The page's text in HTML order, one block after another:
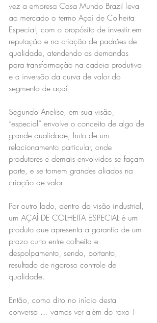
vez a empresa Casa Mundo Brazil leva
ao mercado o termo Açaí de Colheita
Especial, com o propósito de investir em
reputação e na criação de padrões de
qualidade, atendendo as demandas
para transformação na cadeia produtiva
e a inversão da curva de valor do
segmento de açaí.
Segundo Anelise, em sua visão,
“especial” envolve o conceito de algo de
grande qualidade, fruto de um
relacionamento particular, onde
produtores e demais envolvidos se façam
parte, e se tornem grandes aliados na
criação de valor.
Por outro lado, dentro da visão industrial,
um AÇAÍ DE COLHEITA ESPECIAL é um
produto que apresenta a garantia de um
prazo curto entre colheita e
despolpamento, sendo, portanto,
resultado de rigoroso controle de
qualidade.
Então, como dito no início desta
conversa … vamos ver além do roxo !